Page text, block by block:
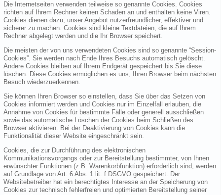
Die Internetseiten verwenden teilweise so genannte Cookies. Cookies
richten auf Ihrem Rechner keinen Schaden an und enthalten keine Viren.
Cookies dienen dazu, unser Angebot nutzerfreundlicher, effektiver und
sicherer zu machen. Cookies sind kleine Textdateien, die auf Ihrem
Rechner abgelegt werden und die Ihr Browser speichert.
Die meisten der von uns verwendeten Cookies sind so genannte “Session-
Cookies”. Sie werden nach Ende Ihres Besuchs automatisch gelöscht.
Andere Cookies bleiben auf Ihrem Endgerät gespeichert bis Sie diese
löschen. Diese Cookies ermöglichen es uns, Ihren Browser beim nächsten
Besuch wiederzuerkennen.
Sie können Ihren Browser so einstellen, dass Sie über das Setzen von
Cookies informiert werden und Cookies nur im Einzelfall erlauben, die
Annahme von Cookies für bestimmte Fälle oder generell ausschließen
sowie das automatische Löschen der Cookies beim Schließen des
Browser aktivieren. Bei der Deaktivierung von Cookies kann die
Funktionalität dieser Website eingeschränkt sein.
Cookies, die zur Durchführung des elektronischen
Kommunikationsvorgangs oder zur Bereitstellung bestimmter, von Ihnen
erwünschter Funktionen (z.B. Warenkorbfunktion) erforderlich sind, werden
auf Grundlage von Art. 6 Abs. 1 lit. f DSGVO gespeichert. Der
Websitebetreiber hat ein berechtigtes Interesse an der Speicherung von
Cookies zur technisch fehlerfreien und optimierten Bereitstellung seiner